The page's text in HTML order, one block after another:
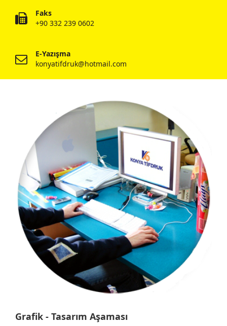
Faks
+90 332 239 0602
E-Yazışma
konyatifdruk@hotmail.com
Grafik - Tasarım Aşaması